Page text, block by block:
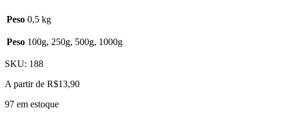
Peso 0,5 kg
Peso 100g, 250g, 500g, 1000g
SKU: 188
A partir de R$13,90
97 em estoque